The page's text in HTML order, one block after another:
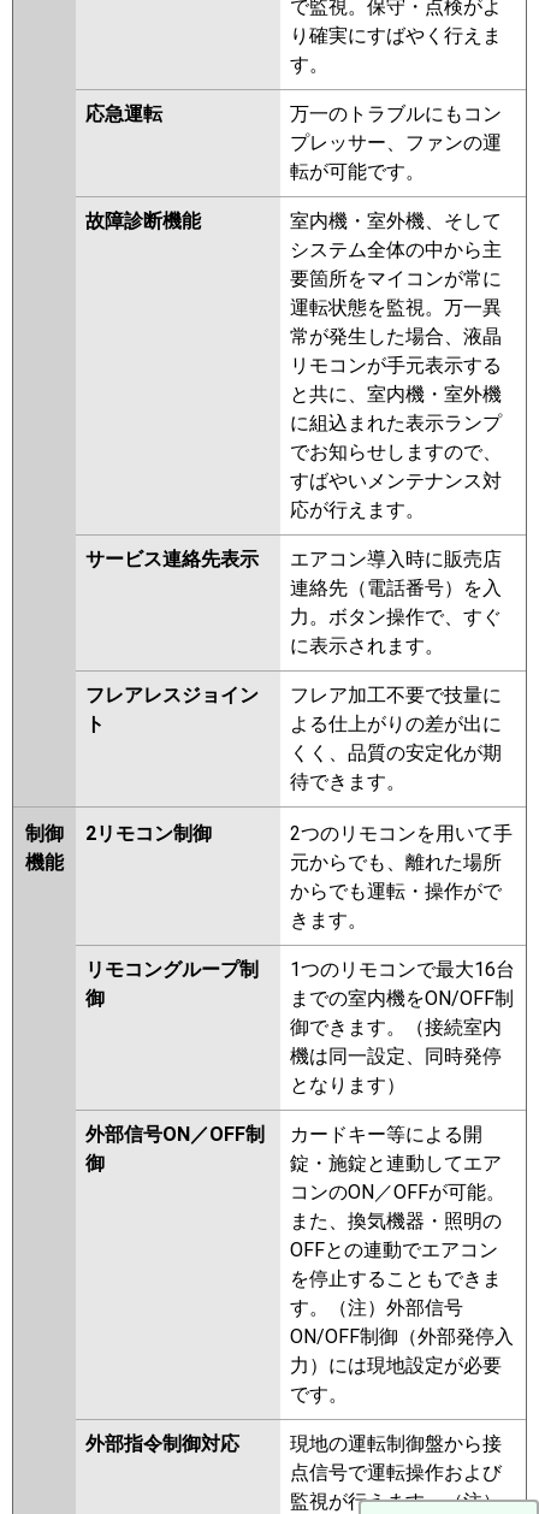
で監視。保守・点検がよ
り確実にすばやく行えま
す。
応急運転
万一のトラブルにもコン
プレッサー、ファンの運
転が可能です。
故障診断機能
室内機・室外機、そして
システム全体の中から主
要箇所をマイコンが常に
運転状態を監視。万一異
常が発生した場合、液晶
リモコンが手元表示する
と共に、室内機・室外機
に組込まれた表示ランプ
でお知らせしますので、
すばやいメンテナンス対
応が行えます。
サービス連絡先表示
エアコン導入時に販売店
連絡先（電話番号）を入
力。ボタン操作で、すぐ
に表示されます。
フレアレスジョイン
ト
フレア加工不要で技量に
よる仕上がりの差が出に
くく、品質の安定化が期
待できます。
制御
機能
2リモコン制御
2つのリモコンを用いて手
元からでも、離れた場所
からでも運転・操作がで
きます。
リモコングループ制
御
1つのリモコンで最大16台
までの室内機をON/OFF制
御できます。（接続室内
機は同一設定、同時発停
となります）
外部信号ON／OFF制
御
カードキー等による開
錠・施錠と連動してエア
コンのON／OFFが可能。
また、換気機器・照明の
OFFとの連動でエアコン
を停止することもできま
す。（注）外部信号
ON/OFF制御（外部発停入
力）には現地設定が必要
です。
外部指令制御対応
現地の運転制御盤から接
点信号で運転操作および
監視が行えます。（注）